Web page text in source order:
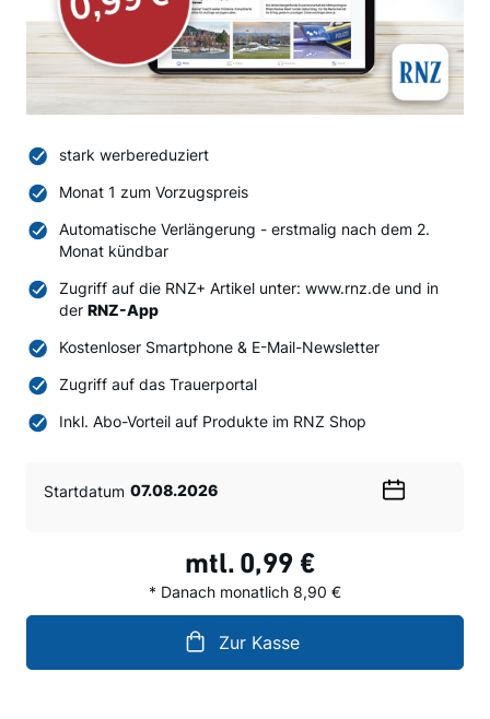
stark werbereduziert
Monat 1 zum Vorzugspreis
Automatische Verlängerung - erstmalig nach dem 2.
Monat kündbar
Zugriff auf die RNZ+ Artikel unter: www.rnz.de und in
der RNZ-App
Kostenloser Smartphone & E-Mail-Newsletter
Zugriff auf das Trauerportal
Inkl. Abo-Vorteil auf Produkte im RNZ Shop
Startdatum
mtl. 0,99 €
* Danach monatlich 8,90 €
Zur Kasse